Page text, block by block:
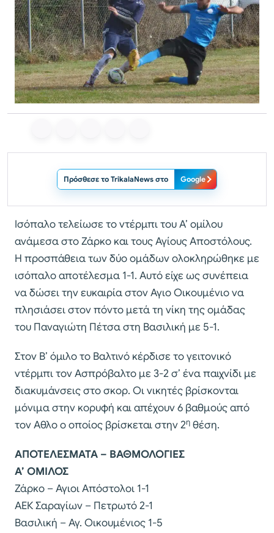
Πρόσθεσε το TrikalaNews στο Google
Ισόπαλο τελείωσε το ντέρμπι του Α’ ομίλου
ανάμεσα στο Ζάρκο και τους Αγίους Αποστόλους.
Η προσπάθεια των δύο ομάδων ολοκληρώθηκε με
ισόπαλο αποτέλεσμα 1-1. Αυτό είχε ως συνέπεια
να δώσει την ευκαιρία στον Αγιο Οικουμένιο να
πλησιάσει στον πόντο μετά τη νίκη της ομάδας
του Παναγιώτη Πέτσα στη Βασιλική με 5-1.
Στον Β’ όμιλο το Βαλτινό κέρδισε το γειτονικό
ντέρμπι τον Ασπρόβαλτο με 3-2 σ’ ένα παιχνίδι με
διακυμάνσεις στο σκορ. Οι νικητές βρίσκονται
μόνιμα στην κορυφή και απέχουν 6 βαθμούς από
τον Αθλο ο οποίος βρίσκεται στην 2η θέση.
ΑΠΟΤΕΛΕΣΜΑΤΑ – ΒΑΘΜΟΛΟΓΙΕΣ
Α’ ΟΜΙΛΟΣ
Ζάρκο – Αγιοι Απόστολοι 1-1
ΑΕΚ Σαραγίων – Πετρωτό 2-1
Βασιλική – Αγ. Οικουμένιος 1-5